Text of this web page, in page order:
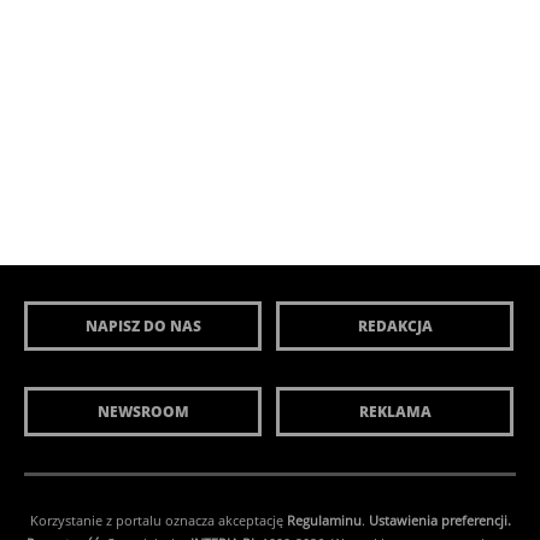
NAPISZ DO NAS REDAKCJA
NEWSROOM REKLAMA
Korzystanie z portalu oznacza akceptację Regulaminu. Ustawienia preferencji.